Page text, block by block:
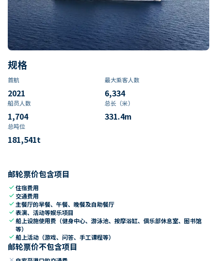
规格
首航
2021
最大乘客人数
6,334
船员人数
1,704
总长（米）
331.4m
总吨位
181,541t
邮轮票价包含项目
check住宿费用
check 交通费用
check 主餐厅的早餐、午餐、晚餐及自助餐厅
check表演、活动等娱乐项目
check船上设施使用费（健身中心、游泳池、按摩浴缸、俱乐部休息室、图书馆
等）
check船上活动（游戏、问答、手工课程等）
邮轮票价不包含项目